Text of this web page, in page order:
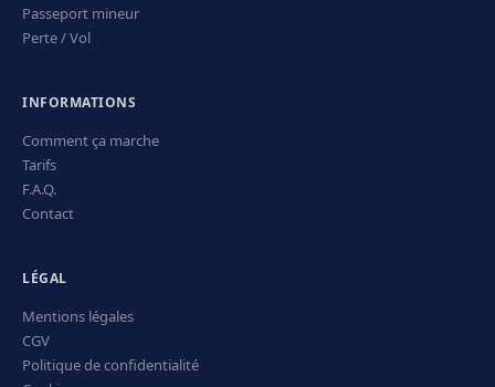
Passeport mineur
Perte / Vol
INFORMATIONS
Comment ça marche
Tarifs
F.A.Q.
Contact
LÉGAL
Mentions légales
CGV
Politique de confidentialité